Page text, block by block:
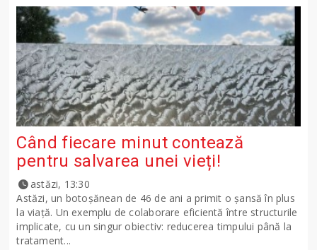
Când fiecare minut contează
pentru salvarea unei vieți!
astăzi, 13:30
Astăzi, un botoșănean de 46 de ani a primit o șansă în plus
la viață. Un exemplu de colaborare eficientă între structurile
implicate, cu un singur obiectiv: reducerea timpului până la
tratament...